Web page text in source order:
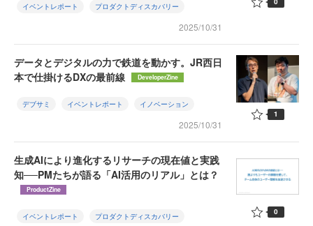
イベントレポート プロダクトディスカバリー
2025/10/31
データとデジタルの力で鉄道を動かす。JR西日
本で仕掛けるDXの最前線
DeveloperZine
デブサミ イベントレポート イノベーション
2025/10/31
1
生成AIにより進化するリサーチの現在値と実践
知──PMたちが語る「AI活用のリアル」とは？
ProductZine
イベントレポート プロダクトディスカバリー 0